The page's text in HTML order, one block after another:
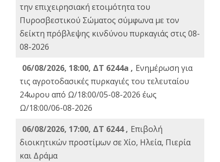
την επιχειρησιακή ετοιμότητα του
Πυροσβεστικού Σώματος σύμφωνα με τον
δείκτη πρόβλεψης κινδύνου πυρκαγιάς στις 08-
08-2026
06/08/2026, 18:00, ΔΤ 6244a , Ενημέρωση για
τις αγροτοδασικές πυρκαγιές του τελευταίου
24ωρου από Ω/18:00/05-08-2026 έως
Ω/18:00/06-08-2026
06/08/2026, 17:00, ΔΤ 6244 , Επιβολή
διοικητικών προστίμων σε Χίο, Ηλεία, Πιερία
και Δράμα